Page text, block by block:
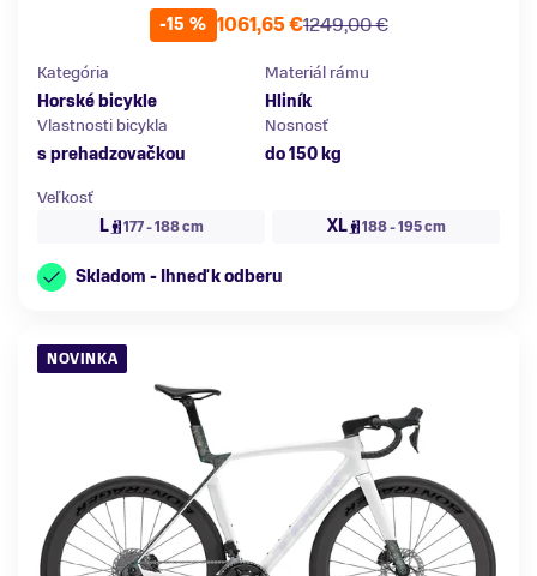
-15 %
1249,00 €
1061,65 €
Kategória
Horské bicykle
Materiál rámu
Hliník
Vlastnosti bicykla
s prehadzovačkou
Nosnosť
do 150 kg
Veľkosť
L
177 - 188 cm XL 188 - 195 cm
Skladom - Ihneď k odberu
NOVINKA